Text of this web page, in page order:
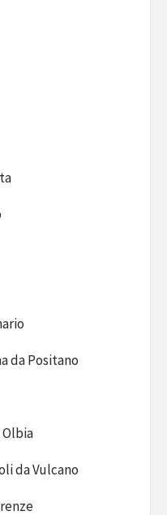
da Positano
Olbia
da Vulcano